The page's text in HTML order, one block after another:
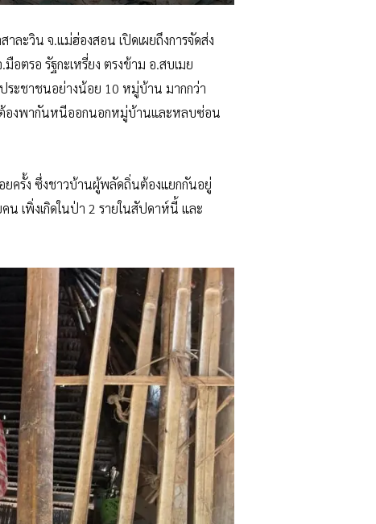
ะวิน จ.แม่ฮ่องสอน เปิดเผยถึงการจัดส่ง
ตรอ รัฐกะเหรี่ยง ตรงข้าม อ.สบเมย
ระชาชนอย่างน้อย 10 หมู่บ้าน มากกว่า
ต้องพากันหนีออกนอกหมู่บ้านและหลบซ่อน
ยครั้ง ซึ่งชาวบ้านผู้พลัดถิ่นต้องแยกกันอยู่
น เพิ่งเกิดในป่า 2 รายในสัปดาห์นี้ และ